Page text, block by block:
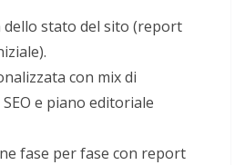
stato del sito (report
con mix di
e piano editoriale
fase per fase con report